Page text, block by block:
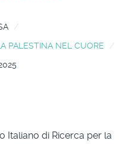
PALESTINA NEL CUORE
Italiano di Ricerca per la